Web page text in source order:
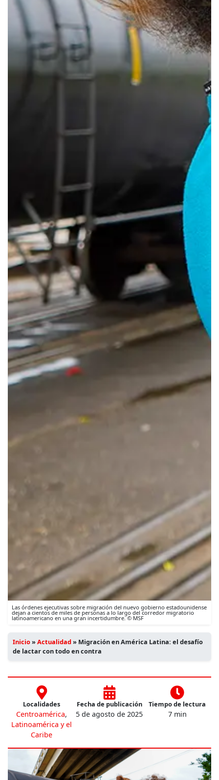
Las órdenes ejecutivas sobre migración del nuevo gobierno estadounidense
dejan a cientos de miles de personas a lo largo del corredor migratorio
latinoamericano en una gran incertidumbre. © MSF
Inicio»Actualidad» Migración en América Latina: el desafío
de lactar con todo en contra
Localidades
Centroamérica,
Latinoamérica y el
Caribe
Fecha de publicación
5 de agosto de 2025
Tiempo de lectura
7 min